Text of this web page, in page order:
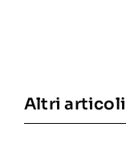
Altri articoli